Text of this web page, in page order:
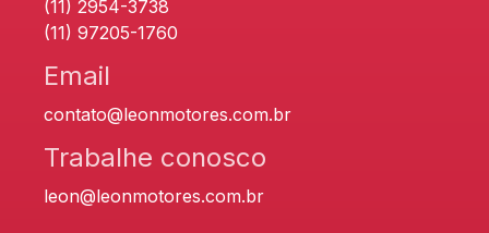
(11) 2954-3738
(11) 97205-1760
Email
contato@leonmotores.com.br
Trabalhe conosco
leon@leonmotores.com.br